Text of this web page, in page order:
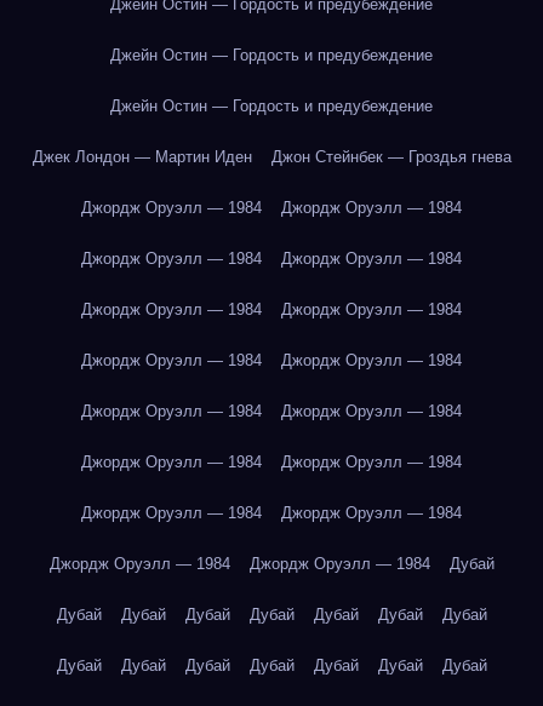
Джейн Остин — Гордость и предубеждение
Джейн Остин — Гордость и предубеждение
Джейн Остин — Гордость и предубеждение
Джек Лондон — Мартин Иден Джон Стейнбек — Гроздья гнева
Джордж Оруэлл — 1984 Джордж Оруэлл — 1984
Джордж Оруэлл — 1984 Джордж Оруэлл — 1984
Джордж Оруэлл — 1984 Джордж Оруэлл — 1984
Джордж Оруэлл — 1984 Джордж Оруэлл — 1984
Джордж Оруэлл — 1984 Джордж Оруэлл — 1984
Джордж Оруэлл — 1984 Джордж Оруэлл — 1984
Джордж Оруэлл — 1984 Джордж Оруэлл — 1984
Джордж Оруэлл — 1984 Джордж Оруэлл — 1984 Дубай
Дубай Дубай Дубай Дубай Дубай Дубай Дубай
Дубай Дубай Дубай Дубай Дубай Дубай Дубай